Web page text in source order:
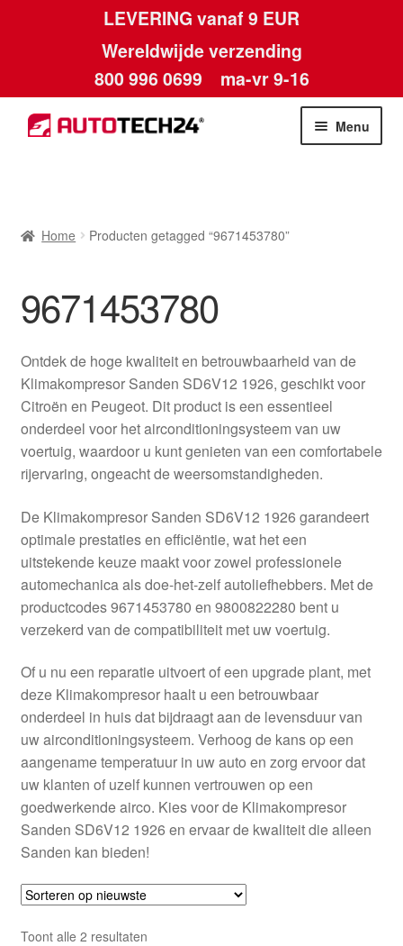
LEVERING vanaf 9 EUR
Wereldwijde verzending
800 996 0699 ma-vr 9-16
Ga
door
Ga
naar
Menu
Betalingen
Contact
Kassa
Klachten
Klachtenprocedure
Levering
Mijn account
Privacybeleid
Wereldwijde verzending
Winkelwagen
Home Producten getagged “9671453780”
9671453780
Ontdek de hoge kwaliteit en betrouwbaarheid van de
Klimakompresor Sanden SD6V12 1926, geschikt voor
Citroën en Peugeot. Dit product is een essentieel
onderdeel voor het airconditioningsysteem van uw
voertuig, waardoor u kunt genieten van een comfortabele
rijervaring, ongeacht de weersomstandigheden.
De Klimakompresor Sanden SD6V12 1926 garandeert
optimale prestaties en efficiëntie, wat het een
uitstekende keuze maakt voor zowel professionele
automechanica als doe-het-zelf autoliefhebbers. Met de
productcodes 9671453780 en 9800822280 bent u
verzekerd van de compatibiliteit met uw voertuig.
Of u nu een reparatie uitvoert of een upgrade plant, met
deze Klimakompresor haalt u een betrouwbaar
onderdeel in huis dat bijdraagt aan de levensduur van
uw airconditioningsysteem. Verhoog de kans op een
aangename temperatuur in uw auto en zorg ervoor dat
uw klanten of uzelf kunnen vertrouwen op een
goedwerkende airco. Kies voor de Klimakompresor
Sanden SD6V12 1926 en ervaar de kwaliteit die alleen
Sanden kan bieden!
Toont alle 2 resultatenGesorteerd